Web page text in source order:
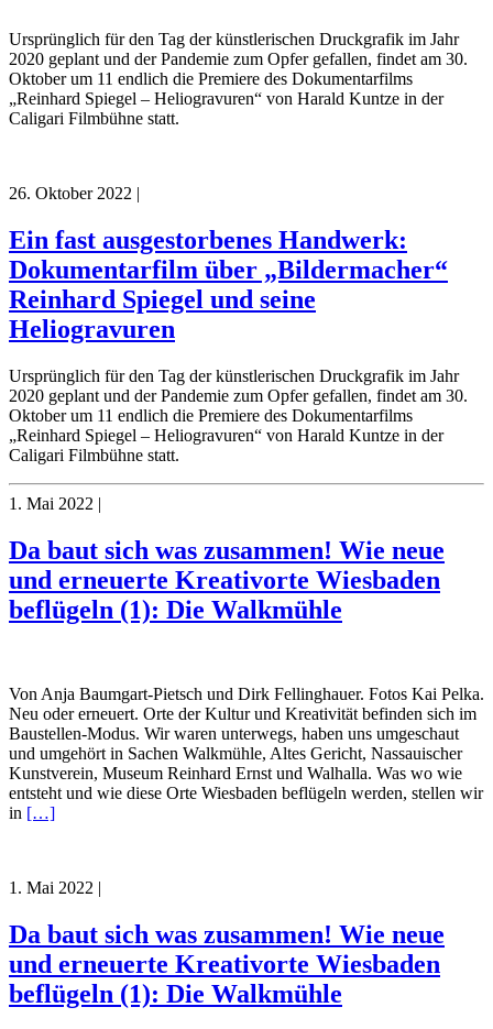
Ursprünglich für den Tag der künstlerischen Druckgrafik im Jahr
2020 geplant und der Pandemie zum Opfer gefallen, findet am 30.
Oktober um 11 endlich die Premiere des Dokumentarfilms
„Reinhard Spiegel – Heliogravuren“ von Harald Kuntze in der
Caligari Filmbühne statt.
26. Oktober 2022 |
Ein fast ausgestorbenes Handwerk:
Dokumentarfilm über „Bildermacher“
Reinhard Spiegel und seine
Heliogravuren
Ursprünglich für den Tag der künstlerischen Druckgrafik im Jahr
2020 geplant und der Pandemie zum Opfer gefallen, findet am 30.
Oktober um 11 endlich die Premiere des Dokumentarfilms
„Reinhard Spiegel – Heliogravuren“ von Harald Kuntze in der
Caligari Filmbühne statt.
1. Mai 2022 |
Da baut sich was zusammen! Wie neue
und erneuerte Kreativorte Wiesbaden
beflügeln (1): Die Walkmühle
Von Anja Baumgart-Pietsch und Dirk Fellinghauer. Fotos Kai Pelka.
Neu oder erneuert. Orte der Kultur und Kreativität befinden sich im
Baustellen-Modus. Wir waren unterwegs, haben uns umgeschaut
und umgehört in Sachen Walkmühle, Altes Gericht, Nassauischer
Kunstverein, Museum Reinhard Ernst und Walhalla. Was wo wie
entsteht und wie diese Orte Wiesbaden beflügeln werden, stellen wir
in […]
1. Mai 2022 |
Da baut sich was zusammen! Wie neue
und erneuerte Kreativorte Wiesbaden
beflügeln (1): Die Walkmühle